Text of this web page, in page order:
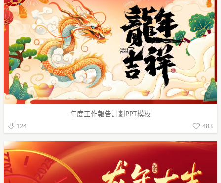
年度工作報告計劃PPT模板
124 483